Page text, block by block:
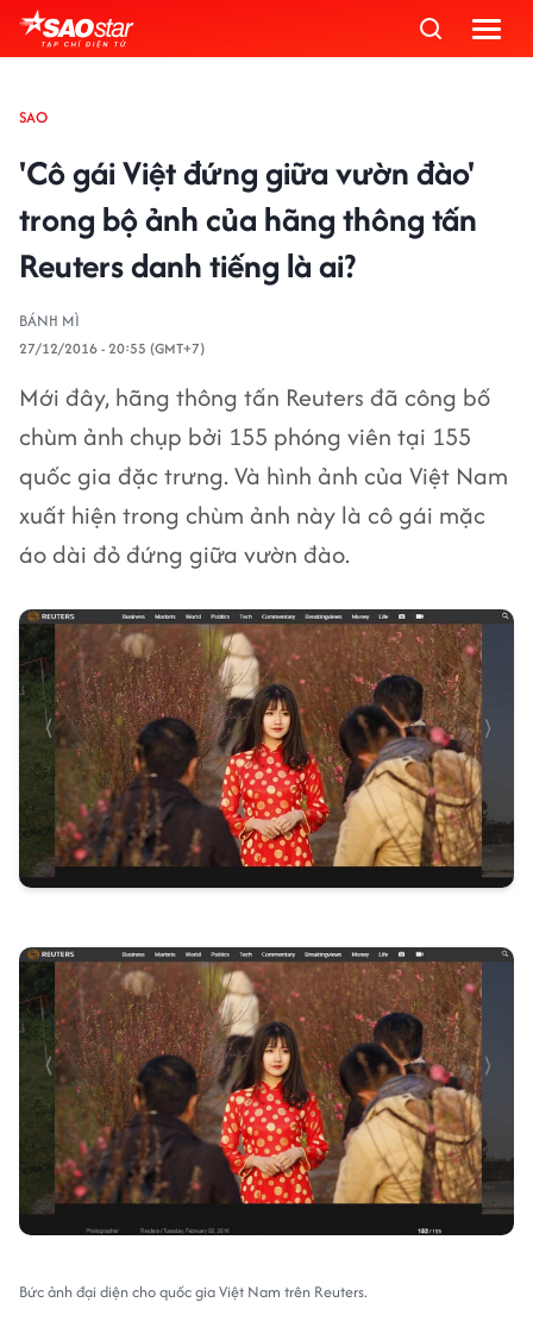
SAO
'Cô gái Việt đứng giữa vườn đào'
trong bộ ảnh của hãng thông tấn
Reuters danh tiếng là ai?
BÁNH MÌ
27/12/2016 - 20:55 (GMT+7)
Mới đây, hãng thông tấn Reuters đã công bố
chùm ảnh chụp bởi 155 phóng viên tại 155
quốc gia đặc trưng. Và hình ảnh của Việt Nam
xuất hiện trong chùm ảnh này là cô gái mặc
áo dài đỏ đứng giữa vườn đào.
Bức ảnh đại diện cho quốc gia Việt Nam trên Reuters.